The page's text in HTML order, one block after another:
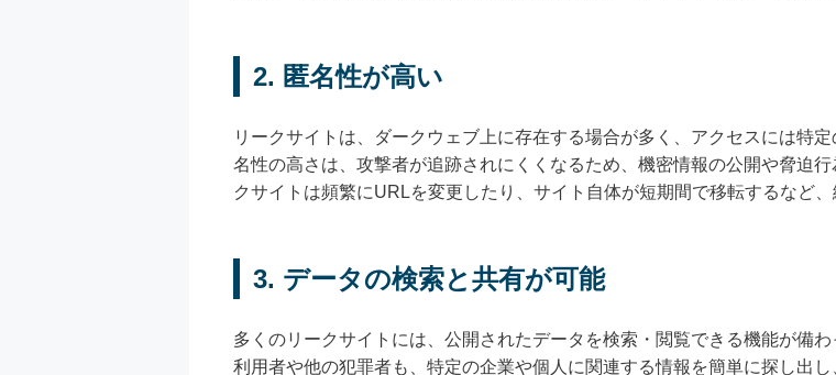
2. 匿名性が高い
リークサイトは、ダークウェブ上に存在する場合が多く、アクセスには特
名性の高さは、攻撃者が追跡されにくくなるため、機密情報の公開や脅迫
クサイトは頻繁にURLを変更したり、サイト自体が短期間で移転するなど
3. データの検索と共有が可能
多くのリークサイトには、公開されたデータを検索・閲覧できる機能が備
利用者や他の犯罪者も、特定の企業や個人に関連する情報を簡単に探し出